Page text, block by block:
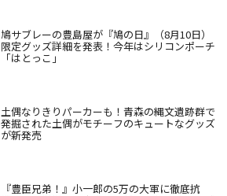
鳩サブレーの豊島屋が『鳩の日』（8月10日）
限定グッズ詳細を発表！今年はシリコンポーチ
「はとっこ」
土偶なりきりパーカーも！青森の縄文遺跡群で
発掘された土偶がモチーフのキュートなグッズ
が新発売
『豊臣兄弟！』小一郎の5万の大軍に徹底抗